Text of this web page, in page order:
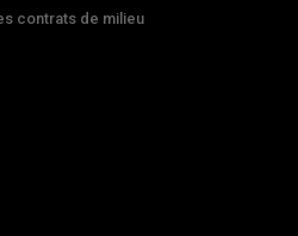
contrats de milieu